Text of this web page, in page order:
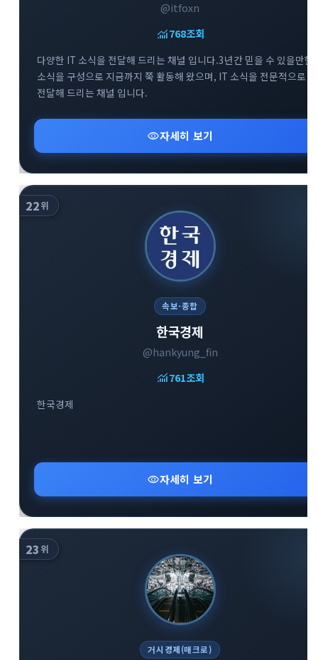
@itfoxn
monitoring768조회
다양한 IT 소식을 전달해 드리는 채널 입니다.3년간 믿을 수 있을만한
소식을 구성으로 지금까지 쭉 활동해 왔으며, IT 소식을 전문적으로
전달해 드리는 채널 입니다.
visibility자세히 보기
22위
속보·종합
한국경제
@hankyung_fin
monitoring761조회
한국경제
visibility자세히 보기
23 위
거시경제(매크로)
다운로드
활용팁 스티커 보안
채널·봇